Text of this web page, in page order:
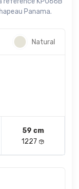
Panama.
Natural
59 cm
1227